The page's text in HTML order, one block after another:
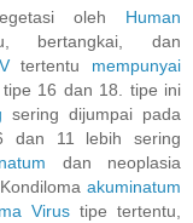
oleh Human
bertangkai, dan
tertentu mempunyai
tipe 16 dan 18. tipe ini
sering dijumpai pada
dan 11 lebih sering
dan neoplasia
Kondilomaakuminatum
Virustipe tertentu,